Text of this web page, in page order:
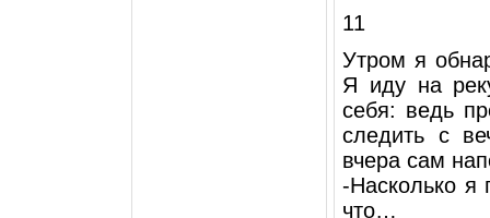
11
Утром я
Я иду на
себя: ведь
следить с
вчера сам
-Насколько я
что…